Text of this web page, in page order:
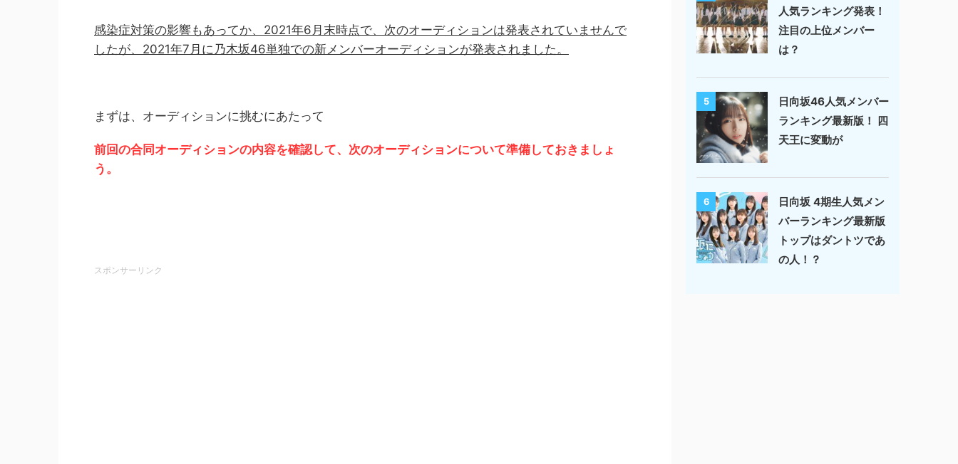
感染症対策の影響もあってか、2021年6月末時点で、次のオーディションは発表されていませんで
したが、2021年7月に乃木坂46単独での新メンバーオーディションが発表されました。
まずは、オーディションに挑むにあたって
前回の合同オーディションの内容を確認して、次のオーディションについて準備しておきましょ
う。
スポンサーリンク
人気ランキング発表！
注目の上位メンバー
は？
5
日向坂46人気メンバー
ランキング最新版！ 四
天王に変動が
6
日向坂 4期生人気メン
バーランキング最新版
トップはダントツであ
の人！？